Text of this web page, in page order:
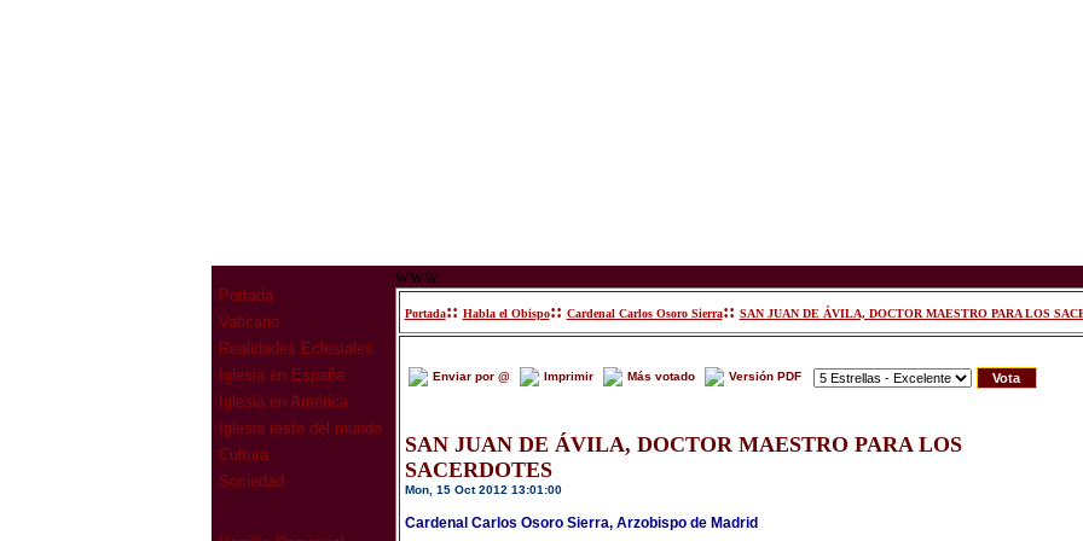
Portada
Vaticano
Realidades Eclesiales
Iglesia en España
Iglesia en América
Iglesia resto del mundo
Cultura
Sociedad
www
Portada:: Habla el Obispo:: Cardenal Carlos Osoro Sierra:: SAN JUAN DE ÁVILA, DOCTOR MAESTRO PARA LOS
Enviar por @ Imprimir Más votado Versión PDF
SAN JUAN DE ÁVILA, DOCTOR MAESTRO PARA LOS
SACERDOTES
Mon, 15 Oct 2012 13:01:00
Cardenal Carlos Osoro Sierra, Arzobispo de Madrid